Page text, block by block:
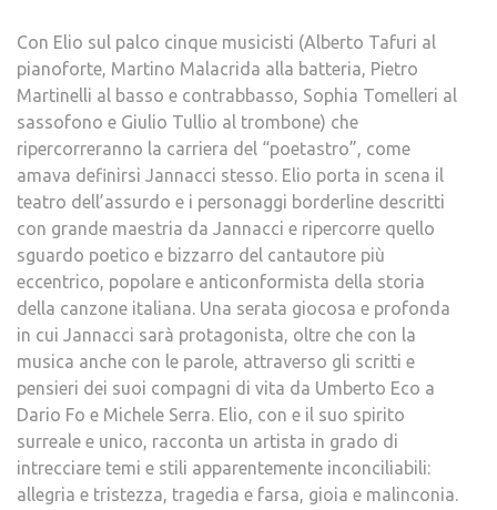
Con Elio sul palco cinque musicisti (Alberto Tafuri al
pianoforte, Martino Malacrida alla batteria, Pietro
Martinelli al basso e contrabbasso, Sophia Tomelleri al
sassofono e Giulio Tullio al trombone) che
ripercorreranno la carriera del “poetastro”, come
amava definirsi Jannacci stesso. Elio porta in scena il
teatro dell’assurdo e i personaggi borderline descritti
con grande maestria da Jannacci e ripercorre quello
sguardo poetico e bizzarro del cantautore più
eccentrico, popolare e anticonformista della storia
della canzone italiana. Una serata giocosa e profonda
in cui Jannacci sarà protagonista, oltre che con la
musica anche con le parole, attraverso gli scritti e
pensieri dei suoi compagni di vita da Umberto Eco a
Dario Fo e Michele Serra. Elio, con e il suo spirito
surreale e unico, racconta un artista in grado di
intrecciare temi e stili apparentemente inconciliabili:
allegria e tristezza, tragedia e farsa, gioia e malinconia.